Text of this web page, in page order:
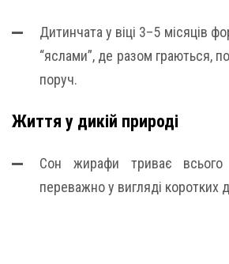
Дитинчата у віці 3–5 місяців
“яслами”, де разом граються,
поруч.
Життя у дикій природі
Сон жирафи триває
переважно у вигляді коротких